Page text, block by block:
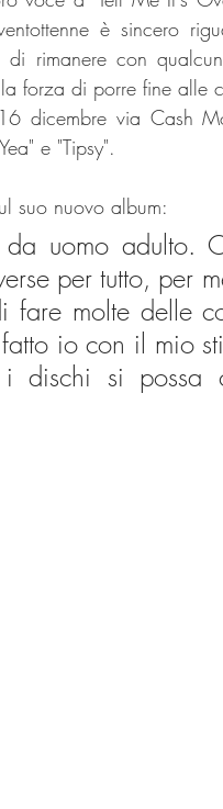
è sincero
rimanere con
forza di porre fine alle
dicembre via Cash
e "Tipsy".
suo nuovo album:
da uomo
per tutto, per
fare molte delle
io con il mio
i dischi si possa